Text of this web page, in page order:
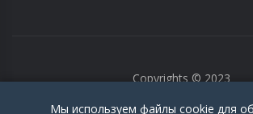
Copyrights © 2023
Мы используем файлы cookie для